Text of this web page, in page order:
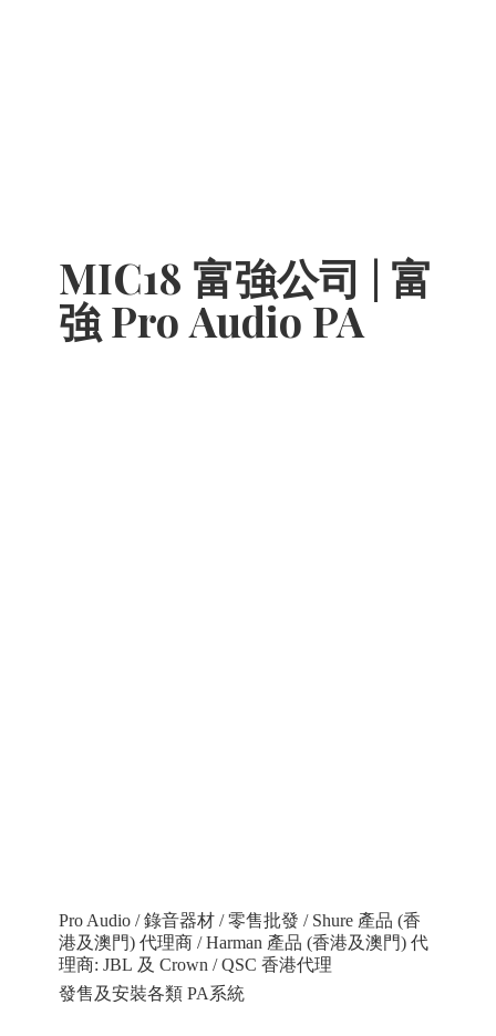
MIC18 富強公司 | 富
強 Pro Audio PA
Pro Audio / 錄音器材 / 零售批發 / Shure 產品 (香
港及澳門) 代理商 / Harman 產品 (香港及澳門) 代
理商: JBL 及 Crown / QSC 香港代理
發售及安裝各類 PA系統